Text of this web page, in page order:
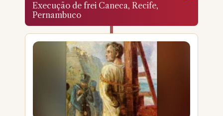
Execução de frei Caneca, Recife,
Pernambuco